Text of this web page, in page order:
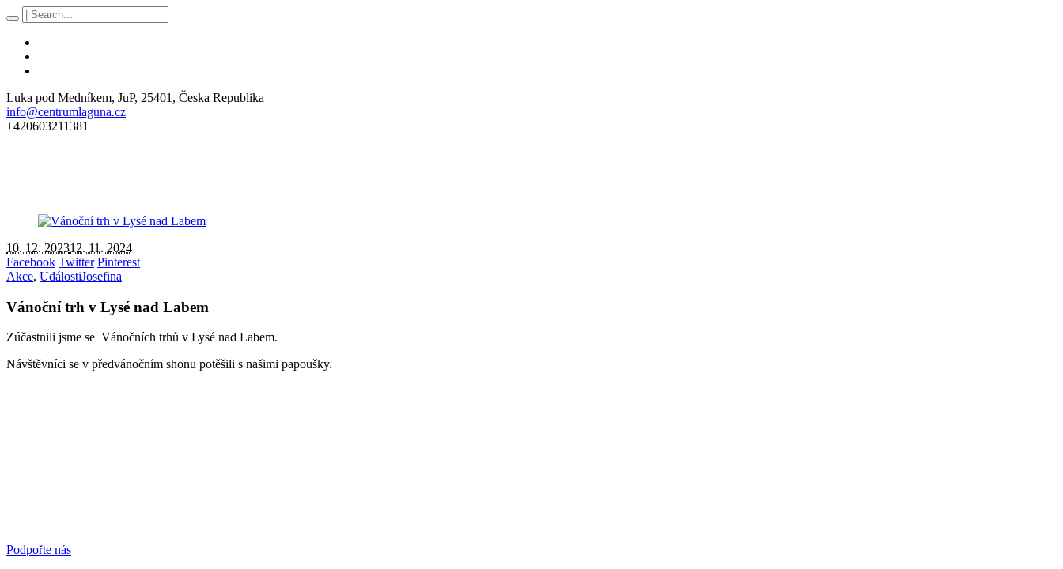
Luka pod Medníkem, JuP, 25401 , Česka Republika
info@centrumlaguna.cz
+420603211381
Podpořte nás
10. 12. 202312. 11. 2024
Facebook Twitter Pinterest
Akce, UdálostiJosefina
Vánoční trh v Lysé nad Labem
Zúčastnili jsme se Vánočních trhů v Lysé nad Labem.
Návštěvníci se v předvánočním shonu potěšili s našimi papoušky.